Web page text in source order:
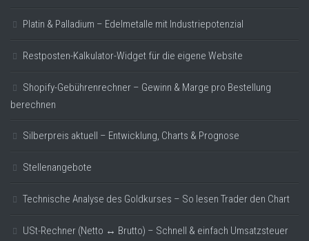
Platin & Palladium – Edelmetalle mit Industriepotenzial
Restposten-Kalkulator-Widget für die eigene Website
Shopify-Gebührenrechner – Gewinn & Marge pro Bestellung
berechnen
Silberpreis aktuell – Entwicklung, Charts & Prognose
Stellenangebote
Technische Analyse des Goldkurses – So lesen Trader den Chart
USt-Rechner (Netto ↔ Brutto) – Schnell & einfach Umsatzsteuer